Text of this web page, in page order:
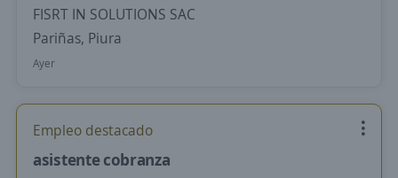
FISRT IN SOLUTIONS SAC
Pariñas, Piura
Ayer
Empleo destacado
asistente cobranza